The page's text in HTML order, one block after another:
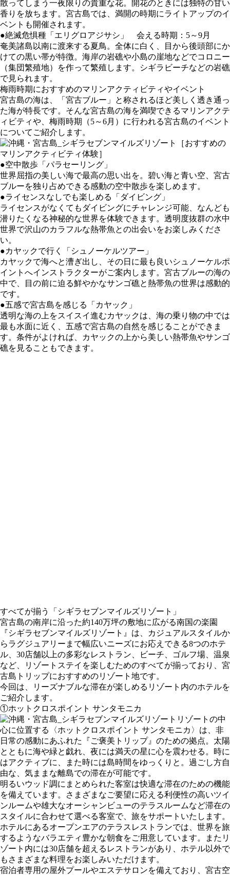
散ってしまう一夜限りの貴重な花。開花のときには独特の甘い
香りを放ちます。宮古島では、満開の時期にライトアップのイ
ベントも開催されます。
●絶滅危惧種「エリグロアジサシ」 会える時期：5～9月
奄美諸島以南に渡来する夏鳥。全体に白く、目から後頭部にか
けての黒い帯が特徴。海岸の岩礁や小島の崖地などでコロニー
（集団繁殖地）を作って繁殖します。シギラビーチなどの岩礁
で見られます。
梅雨時期におすすめのマリンアクティビティやイベント
宮古島の海は、「宮古ブルー」と称されるほど美しく透き通っ
た海が特長です。そんな宮古島の海を満喫できるマリンアクテ
ィビティや、梅雨時期（5～6月）に行われる宮古島のイベント
についてご紹介します。
［おすすめの
マリンアクティビティ体験］
●空中散歩「パラセーリング」
世界屈指の美しい海で最高の思い出を。碧い海と青い空、宮古
ブルーを独り占めできる感動の空中散歩を楽しめます。
●ライセンスなしでも楽しめる「ダイビング」
ライセンスがなくてもダイビングにチャレンジ可能、なんども
潜りたくなる神秘的な世界を体験できます。透明度抜群の水中
世界で沢山のカラフルな熱帯魚との出会いをお楽しみくださ
い。
●カヤックで行く「シュノーケルツアー」
カヤックで海へと漕ぎ出し、その日に最も良いシュノーケルポ
イントへインストラクターがご案内します。宮古ブルーの海の
中で、目の前に迫る鮮やかなサンゴ礁と熱帯魚の世界は感動的
です。
●五感で宮古島を感じる「カヤック」
透明な海の上をスイスイ進むカヤックは、海の乗り物の中では
最も水面に近く、五感で宮古島の自然を感じることができま
す。条件がよければ、カヤックの上から美しい熱帯魚やサンゴ
礁を見ることもできます。
すべてが揃う「シギラセブンマイルズリゾート」
宮古島の南岸に沿った約140万坪の敷地に広がる南国の楽園
『シギラセブンマイルズリゾート』は、カジュアルスタイルか
らラグジュアリーまで幅広いニーズにお応えできる8つのホテ
ル、30店舗以上の多彩なレストラン、ビーチ、ゴルフ場、温泉
など、リゾートステイを楽しむためのすべてが揃っており、宮
古島トリップにおすすめのリゾート地です。
今回は、リーズナブルな滞在が楽しめるリゾート内のホテルを
ご紹介します。
①ホットクロスポイント サンタモニカ
リゾートの中
心に位置する〈ホットクロスポイント サンタモニカ〉は、非
日常の感動にあふれた『ご褒美トリップ』のための拠点。太陽
とともに海や緑と戯れ、夜には満天の星に心を震わせる。時に
はアクティブに、また時には島時間をゆっくりと。過ごし方自
由な、気ままな離島での滞在が可能です。
明るいウッド調にまとめられた客室は快適な滞在のための機能
を備えています。さまざまなご要望に応える利便性の高いツイ
ンルームや雄大なオーシャンビューのテラスルームなど滞在の
スタイルに合わせて選べる客室で、旅をサポートいたします。
ホテルにあるオープンエアのテラスレストランでは、世界を旅
するようなバラエティ豊かな朝食をご用意しています。またリ
ゾート内には30店舗を超えるレストランがあり、ホテル以外で
もさまざまな料理をお楽しみいただけます。
宿泊者専用の屋外プールやエステサロンを備えており、宮古空